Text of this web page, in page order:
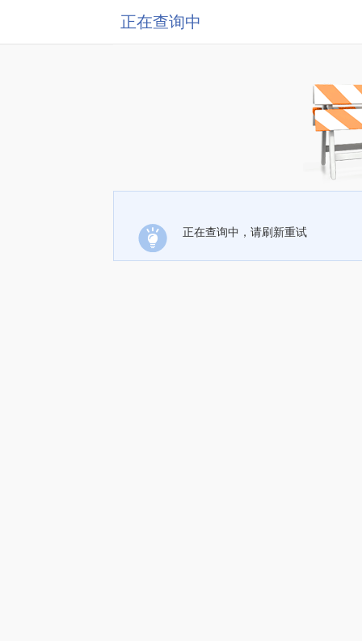
正在查询中
正在查询中，请刷新重试